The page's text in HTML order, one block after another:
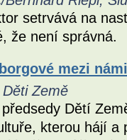
setrvává na
že není správná.
mezi námi
Země
Dětí
kterou hájí